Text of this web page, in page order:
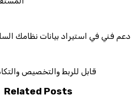
دعم فني في استيراد
قابل للربط
Related Posts